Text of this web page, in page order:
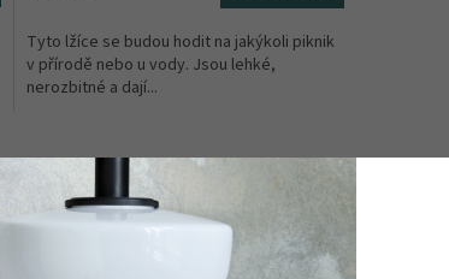
Tyto lžíce se budou hodit na jakýkoli piknik
v přírodě nebo u vody. Jsou lehké,
nerozbitné a dají...